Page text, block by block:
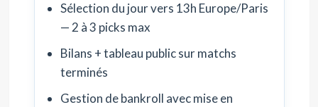
Sélection du jour vers 13h Europe/Paris
— 2 à 3 picks max
Bilans + tableau public sur matchs
terminés
Gestion de bankroll avec mise en